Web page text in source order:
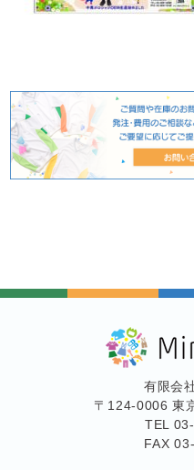
有限会
〒124-0006 東
TEL
FAX